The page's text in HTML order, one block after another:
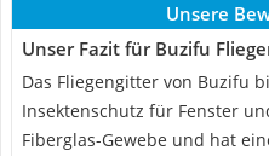
Unsere
Unser Fazit für Buzifu
Das Fliegengitter von Buzifu
Insektenschutz für Fenster
Fiberglas-Gewebe und hat